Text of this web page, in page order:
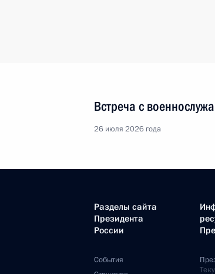
Встреча с
26 июля 2026 года
Разделы сайта
Президента
России
События